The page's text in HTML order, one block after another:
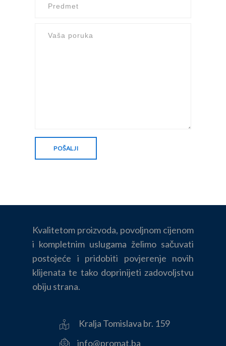
Kvalitetom proizvoda, povoljnom cijenom
i kompletnim uslugama želimo sačuvati
postojeće i pridobiti povjerenje novih
klijenata te tako doprinijeti zadovoljstvu
obiju strana.
Kralja Tomislava br. 159
info@promat.ba